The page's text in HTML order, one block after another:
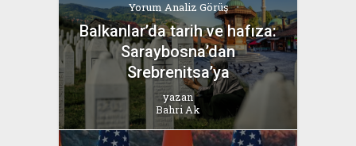
Yorum Analiz Görüş
Balkanlar’da tarih ve hafıza:
Saraybosna’dan
Srebrenitsa’ya
yazan
Bahri Ak